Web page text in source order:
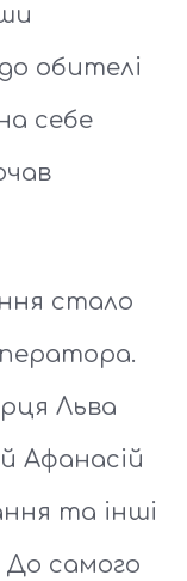
обителі
себе
стало
Льва
Афанасій
та інші
До самого